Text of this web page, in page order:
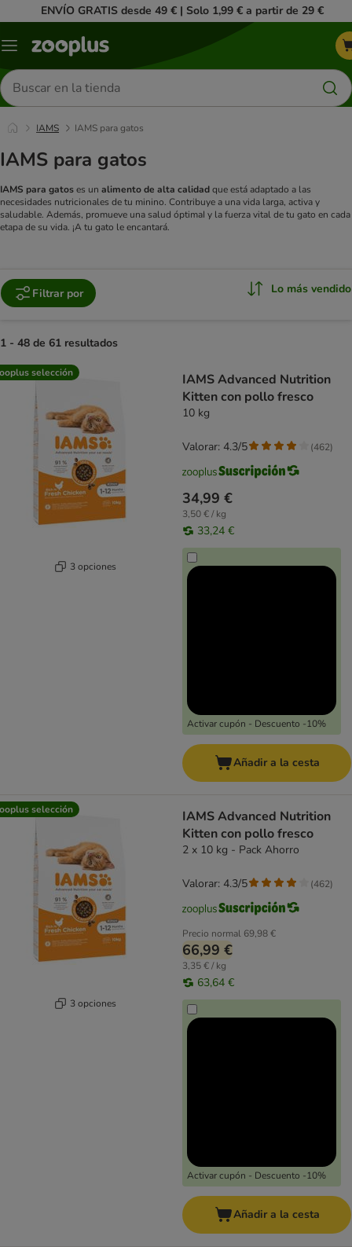
ENVÍO GRATIS desde 49 € | Solo 1,99 € a partir de 29 €
Menú
Buscar
productos
IAMS IAMS para gatos
IAMS para gatos
IAMS para gatoses un alimento de alta calidadque está adaptado a las
necesidades nutricionales de tu minino. Contribuye a una vida larga, activa y
saludable. Además, promueve una salud óptimaI y la fuerza vital de tu gato en cada
etapa de su vida. ¡A tu gato le encantará.
Filtrar por Lo más vendido
1 - 48 de 61 resultados
product items have been changed
selección
3 opciones
IAMS Advanced Nutrition
Kitten con pollo fresco
10 kg
34,99 €
3,50 € / kg
33,24 €
Activar cupón - Descuento -10%
Valorar: 4.3/5 (462)
Añadir a la cesta
selección
3 opciones
IAMS Advanced Nutrition
Kitten con pollo fresco
2 x 10 kg - Pack Ahorro
Precio normal 69,98 €
66,99 €
3,35 € / kg
63,64 €
Activar cupón - Descuento -10%
Valorar: 4.3/5 (462)
Añadir a la cesta